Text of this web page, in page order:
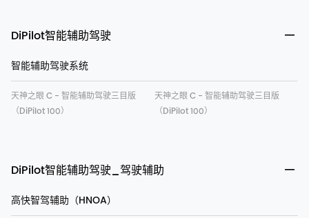
DiPilot智能辅助驾驶
智能辅助驾驶系统
天神之眼 C - 智能辅助驾驶三目版
（DiPilot 100）
天神之眼 C - 智能辅助驾驶三目版
（DiPilot 100）
DiPilot智能辅助驾驶_驾驶辅助
高快智驾辅助（HNOA）